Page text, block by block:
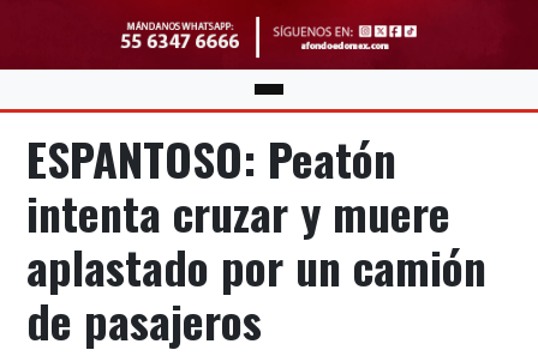
ESPANTOSO: Peatón
intenta cruzar y muere
aplastado por un camión
de pasajeros